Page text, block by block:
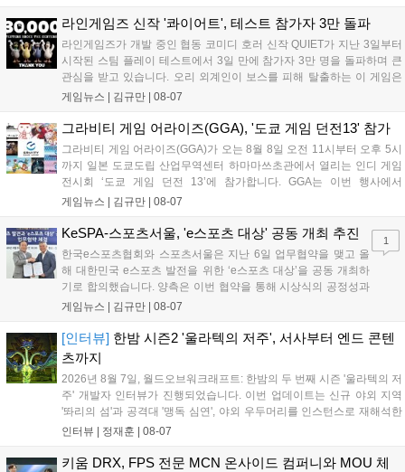
이다. 회사는 비용 효율화와 신작 흥행을 통해 하반기 실적 턴어라운드
를 이끌 방침이다....
라인게임즈 신작 '콰이어트', 테스트 참가자 3만 돌파
라인게임즈가 개발 중인 협동 코미디 호러 신작 QUIET가 지난 3일부터
시작된 스팀 플레이 테스트에서 3일 만에 참가자 3만 명을 돌파하며 큰
관심을 받고 있습니다. 오리 외계인이 보스를 피해 탈출하는 이 게임은
최대 4인 협동을 지원하며, 소음 관리와 물리 법칙을 활용한 전략적 플레
을 개선 중이며, 상세 정보는 스팀 페이지에서 확인 가능합니다....
게임뉴스 | 김규만 08-07
그라비티 게임 어라이즈(GGA), '도쿄 게임 던전13' 참가
그라비티 게임 어라이즈(GGA)가 오는 8월 8일 오전 11시부터 오후 5시
까지 일본 도쿄도립 산업무역센터 하마마쓰초관에서 열리는 인디 게임
전시회 ‘도쿄 게임 던전 13’에 참가합니다. GGA는 이번 행사에서
‘JALECO ARCADE COLLECTION’ 시리즈의 미공개 작품 12종을 최초
입니다. 시연 참여 관람객에게는 선착순으로 특별 굿즈를 증정하며, 인
디 게임 생태계 활성화와 신규 타이틀 반응 확인을 목표로 합니다....
게임뉴스 | 김규만 08-07
KeSPA-스포츠서울, 'e스포츠 대상' 공동 개최 추진
한국e스포츠협회와 스포츠서울은 지난 6일 업무협약을 맺고 올
해 대한민국 e스포츠 발전을 위한 ‘e스포츠 대상’을 공동 개최하
기로 합의했습니다. 양측은 이번 협약을 통해 시상식의 공정성과
전문성을 강화하고 MZ세대를 겨냥한 미디어 영향력을 확대해 e
김영만 회장은 10년 만에 재추진되는 이번 시상식이 e스포츠의
성과와 가치를 널리 알리는 권위 있는 행사가 되도록 노력하겠다
고 밝혔습니다....
게임뉴스 | 김규만 08-07
1
[인터뷰] 한밤 시즌2 '울라텍의 저주', 서사부터 엔드 콘텐
츠까지
2026년 8월 7일, 월드오브워크래프트: 한밤의 두 번째 시즌 '울라텍의 저
주' 개발자 인터뷰가 진행되었습니다. 이번 업데이트는 신규 야외 지역
'똬리의 섬'과 공격대 '맹독 심연', 야외 우두머리를 인스턴스로 재해석한
'소굴'을 포함합니다. 개발진은 하우징 시스템 개선 및 신화+ 던전 로테이
를 표했습니다....
인터뷰 | 정재훈 08-07
키움 DRX, FPS 전문 MCN 온사이드 컴퍼니와 MOU 체